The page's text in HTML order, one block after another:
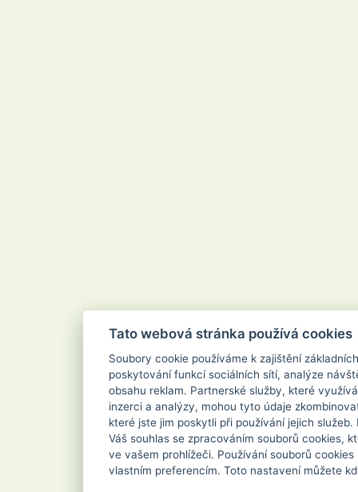
Tato webová stránka používá cookies
Soubory cookie používáme k zajištění
poskytování funkcí sociálních sítí, analýze
obsahu reklam. Partnerské služby, které
inzerci a analýzy, mohou tyto údaje
které jste jim poskytli při používání jejich služeb.
Váš souhlas se zpracováním souborů cookies,
ve vašem prohlížeči. Používání souborů
vlastním preferencím. Toto nastavení můžete